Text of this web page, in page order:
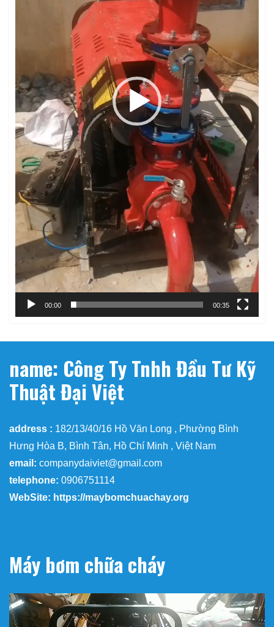
00:00 00:35
name: Công Ty Tnhh Đầu Tư Kỹ
Thuật Đại Việt
address : 182/13/40/16 Hồ Văn Long , Phường Bình
Hưng Hòa B, Bình Tân, Hồ Chí Minh , Việt Nam
email: companydaiviet@gmail.com
telephone: 0906751114
WebSite: https://maybomchuachay.org
Máy bơm chữa cháy
Trình
chơi